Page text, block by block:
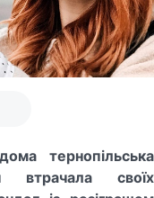
тернопільська
втрачала своїх